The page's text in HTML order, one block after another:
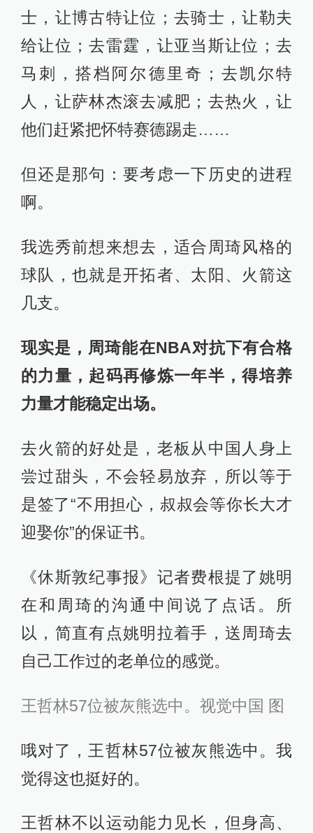
士，让博古特让位；去骑士，让勒夫
给让位；去雷霆，让亚当斯让位；去
马刺，搭档阿尔德里奇；去凯尔特
人，让萨林杰滚去减肥；去热火，让
他们赶紧把怀特赛德踢走……
但还是那句：要考虑一下历史的进程
啊。
我选秀前想来想去，适合周琦风格的
球队，也就是开拓者、太阳、火箭这
几支。
现实是，周琦能在NBA对抗下有合格
的力量，起码再修炼一年半，得培养
力量才能稳定出场。
去火箭的好处是，老板从中国人身上
尝过甜头，不会轻易放弃，所以等于
是签了“不用担心，叔叔会等你长大才
迎娶你”的保证书。
《休斯敦纪事报》记者费根提了姚明
在和周琦的沟通中间说了点话。所
以，简直有点姚明拉着手，送周琦去
自己工作过的老单位的感觉。
王哲林57位被灰熊选中。视觉中国 图
哦对了， 王哲林57位被灰熊选中。我
觉得这也挺好的。
王哲林不以运动能力见长，但身高、